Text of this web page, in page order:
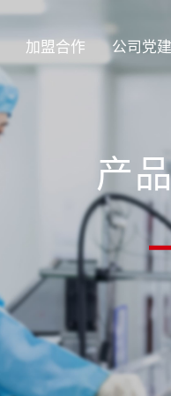
加盟合作 公司党建
产